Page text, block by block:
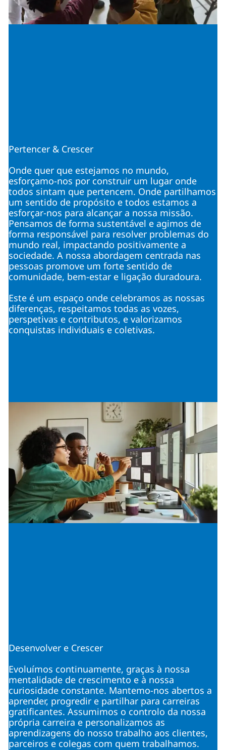
Pertencer & Crescer
Onde quer que estejamos no mundo,
esforçamo-nos por construir um lugar onde
todos sintam que pertencem. Onde partilhamos
um sentido de propósito e todos estamos a
esforçar-nos para alcançar a nossa missão.
Pensamos de forma sustentável e agimos de
forma responsável para resolver problemas do
mundo real, impactando positivamente a
sociedade. A nossa abordagem centrada nas
pessoas promove um forte sentido de
comunidade, bem-estar e ligação duradoura.
Este é um espaço onde celebramos as nossas
diferenças, respeitamos todas as vozes,
perspetivas e contributos, e valorizamos
conquistas individuais e coletivas.
Desenvolver e Crescer
Evoluímos continuamente, graças à nossa
mentalidade de crescimento e à nossa
curiosidade constante. Mantemo-nos abertos a
aprender, progredir e partilhar para carreiras
gratificantes. Assumimos o controlo da nossa
própria carreira e personalizamos as
aprendizagens do nosso trabalho aos clientes,
parceiros e colegas com quem trabalhamos.